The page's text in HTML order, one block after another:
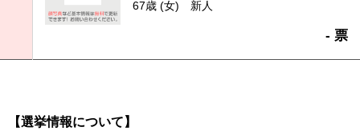
67歳 (女) 新人
- 票
【選挙情報について】